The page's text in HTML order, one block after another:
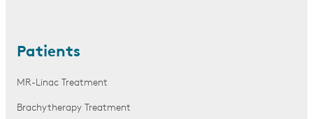
Patients
MR-Linac Treatment
Brachytherapy Treatment